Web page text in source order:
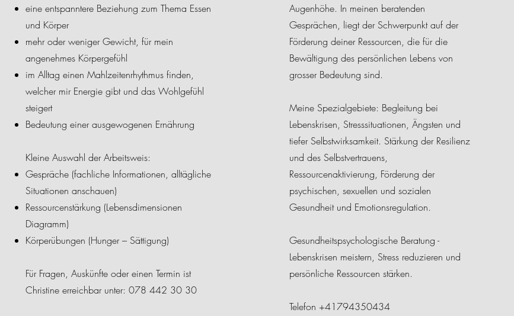
eine entspanntere Beziehung zum Thema Essen
und Körper
mehr oder weniger Gewicht, für mein
angenehmes Körpergefühl
im Alltag einen Mahlzeitenrhythmus finden,
welcher mir Energie gibt und das Wohlgefühl
steigert
Bedeutung einer ausgewogenen Ernährung
Kleine Auswahl der Arbeitsweis:
Gespräche (fachliche Informationen, alltägliche
Situationen anschauen)
Ressourcenstärkung (Lebensdimensionen
Diagramm)
Körperübungen (Hunger – Sättigung)
Für Fragen, Auskünfte oder einen Termin ist
Christine erreichbar unter: 078 442 30 30
Augenhöhe. In meinen beratenden
Gesprächen, liegt der Schwerpunkt auf der
Förderung deiner Ressourcen, die für die
Bewältigung des persönlichen Lebens von
grosser Bedeutung sind.
Meine Spezialgebiete: Begleitung bei
Lebenskrisen, Stresssituationen, Ängsten und
tiefer Selbstwirksamkeit. Stärkung der Resilienz
und des Selbstvertrauens,
Ressourcenaktivierung, Förderung der
psychischen, sexuellen und sozialen
Gesundheit und Emotionsregulation.
Gesundheitspsychologische Beratung -
Lebenskrisen meistern, Stress reduzieren und
persönliche Ressourcen stärken.
Telefon +41794350434